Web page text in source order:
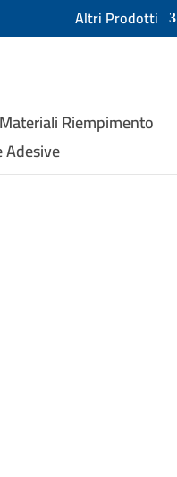
Altri Prodotti
Materiali Riempimento